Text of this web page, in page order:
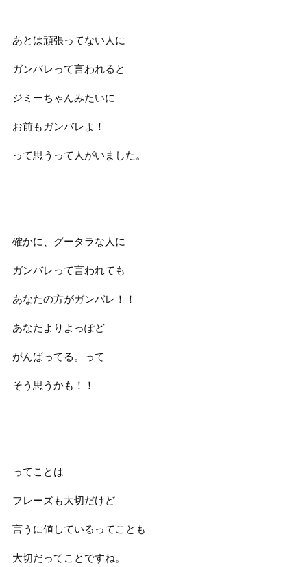
あとは頑張ってない人に
ガンバレって言われると
ジミーちゃんみたいに
お前もガンバレよ！
って思うって人がいました。
確かに、グータラな人に
ガンバレって言われても
あなたの方がガンバレ！！
あなたよりよっぽど
がんばってる。って
そう思うかも！！
ってことは
フレーズも大切だけど
言うに値しているってことも
大切だってことですね。